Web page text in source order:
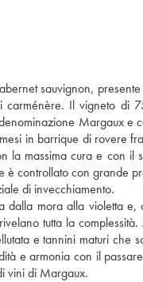
sauvignon,
Il vigneto di
Margaux e
in barrique di rovere
la massima cura e con il
è controllato con grande
di invecchiamento.
mora alla violetta
tutta la
e tannini maturi che
e armonia con il
vini di Margaux.